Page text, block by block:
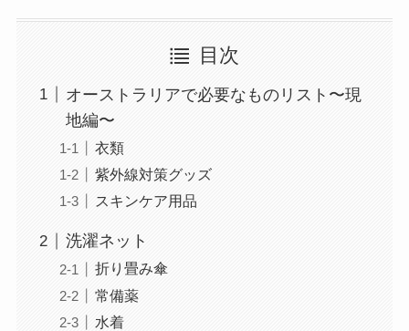
目次
オーストラリアで必要なものリスト〜現
地編〜
衣類
紫外線対策グッズ
スキンケア用品
洗濯ネット
折り畳み傘
常備薬
水着